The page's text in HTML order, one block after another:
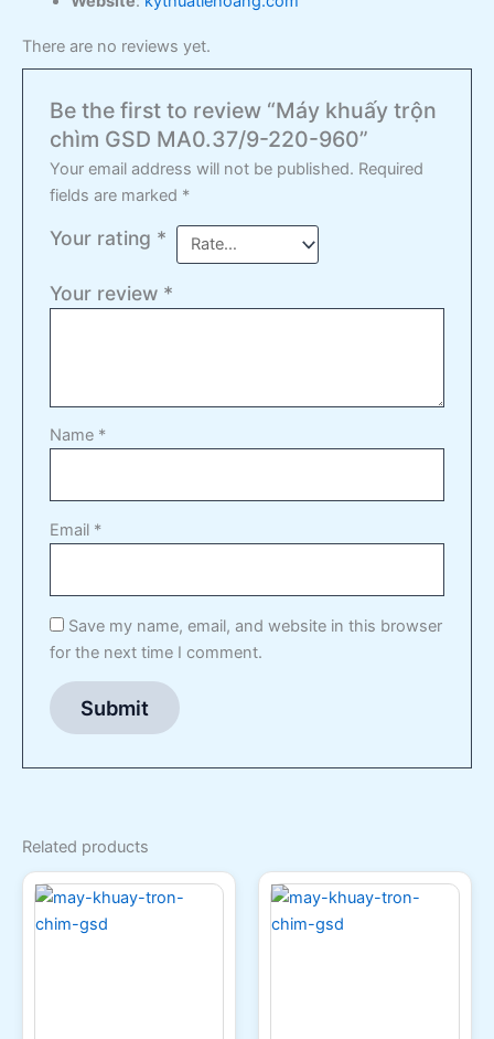
There are no reviews yet.
Be the first to review “Máy khuấy trộn
chìm GSD MA0.37/9-220-960”
Your email address will not be published. Required
fields are marked *
Your rating *
Your review *
Name *
Email *
Save my name, email, and website in this browser
for the next time I comment.
Related products